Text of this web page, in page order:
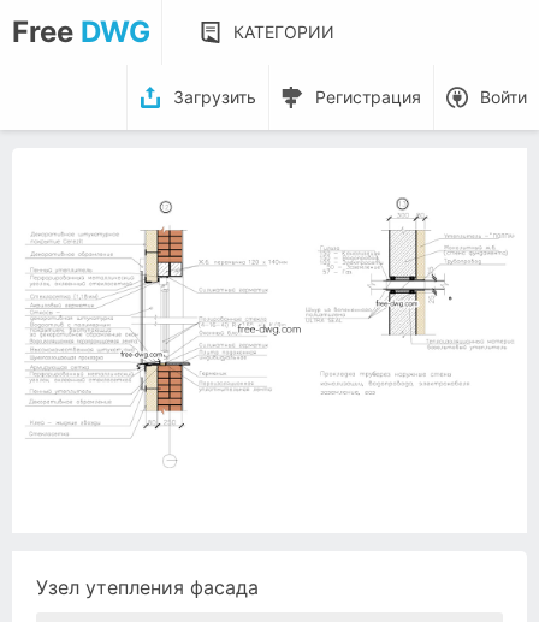
Free DWG КАТЕГОРИИ
Загрузить Регистрация Войти
Узел утепления фасада